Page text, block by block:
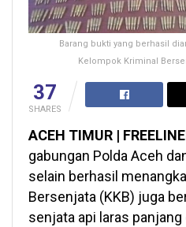
Barang bukti yang berhasil
Kelompok Kriminal
37
SHARES
ACEH TIMUR |
gabungan Polda Aceh
selain berhasil
Bersenjata (KKB) juga
senjata api laras